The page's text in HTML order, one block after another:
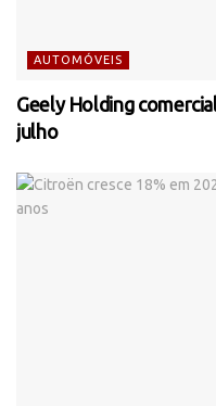
AUTOMÓVEIS
Geely Holding
julho